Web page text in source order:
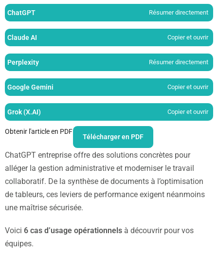
ChatGPT Résumer directement
Claude AI Copier et ouvrir
Perplexity Résumer directement
Google Gemini Copier et ouvrir
Grok (X.AI) Copier et ouvrir
Obtenir l'article en PDF
Télécharger en PDF
ChatGPT entreprise offre des solutions concrètes pour
alléger la gestion administrative et moderniser le travail
collaboratif. De la synthèse de documents à l’optimisation
de tableurs, ces leviers de performance exigent néanmoins
une maîtrise sécurisée.
Voici 6 cas d’usage opérationnels à découvrir pour vos
équipes.